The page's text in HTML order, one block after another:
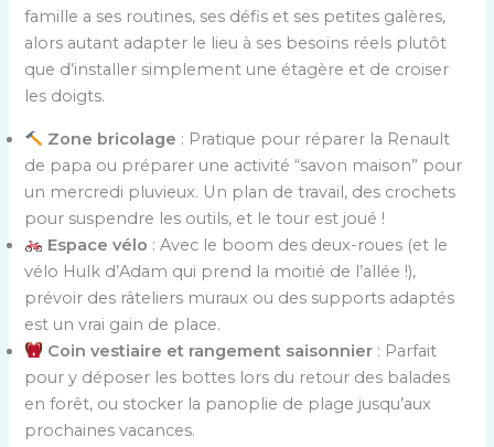
famille a ses routines, ses défis et ses petites galères,
alors autant adapter le lieu à ses besoins réels plutôt
que d’installer simplement une étagère et de croiser
les doigts.
Zone bricolage : Pratique pour réparer la Renault
de papa ou préparer une activité “savon maison” pour
un mercredi pluvieux. Un plan de travail, des crochets
pour suspendre les outils, et le tour est joué !
Espace vélo : Avec le boom des deux-roues (et le
vélo Hulk d’Adam qui prend la moitié de l’allée !),
prévoir des râteliers muraux ou des supports adaptés
est un vrai gain de place.
Coin vestiaire et rangement saisonnier : Parfait
pour y déposer les bottes lors du retour des balades
en forêt, ou stocker la panoplie de plage jusqu’aux
prochaines vacances.